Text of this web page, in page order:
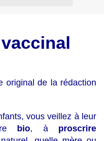
original de la rédaction
vous veillez à leur
bio, à proscrire